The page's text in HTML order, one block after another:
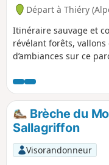
Départ à Thiéry
Itinéraire sauvage et
révélant forêts,
d’ambiances sur ce
escarpés et points de
et de la Tinée.
Brèche du
Sallagriffon
Visorandonneur